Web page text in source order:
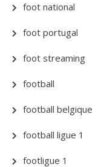
foot national
foot portugal
foot streaming
football
football belgique
football ligue 1
footligue 1